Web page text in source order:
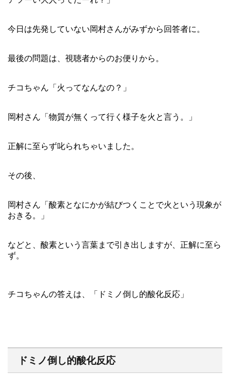
今日は先発していない岡村さんがみずから回答者に。
最後の問題は、視聴者からのお便りから。
チコちゃん「火ってなんなの？」
岡村さん「物質が無くって行く様子を火と言う。」
正解に至らず叱られちゃいました。
その後、
岡村さん「酸素となにかが結びつくことで火という現象が
おきる。」
などと、酸素という言葉まで引き出しますが、正解に至ら
ず。
チコちゃんの答えは、「ドミノ倒し的酸化反応」
ドミノ倒し的酸化反応